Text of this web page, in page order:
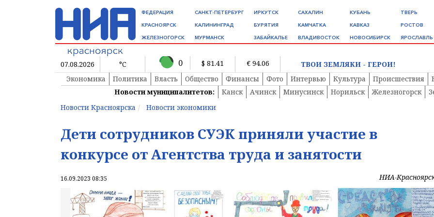
ФЕДЕРАЦИЯ
КРАСНОЯРСК
ЖЕЛЕЗНОГОРСК
САНКТ-ПЕТЕРБУРГ
КАЛИНИНГРАД
МУРМАНСК
ИРКУТСК
БУРЯТИЯ
ЗАБАЙКАЛЬЕ
САХАЛИН
КАМЧАТКА
ВЛАДИВОСТОК
КУБАНЬ
КАВКАЗ
НОВОСИБИРСК
ТВЕРЬ
РОСТОВ
ЯРОСЛАВЛЬ
07.08.2026 °C 0 $ 81.41 € 94.06
ТВОИ ЗЕМЛЯКИ - ГЕРОИ!
Экономика
Политика Власть Общество Финансы Фото Интервью Культура Происшествия
Новости муниципалитетов:
Канск Ачинск Минусинск Норильск Железногорск
Новости Красноярска
Новости экономики
Дети сотрудников СУЭК приняли участие в
конкурсе от Агентства труда и занятости
16.09.2023 08:35 НИА-